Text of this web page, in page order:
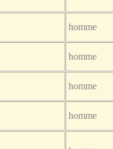
homme
homme
homme
homme